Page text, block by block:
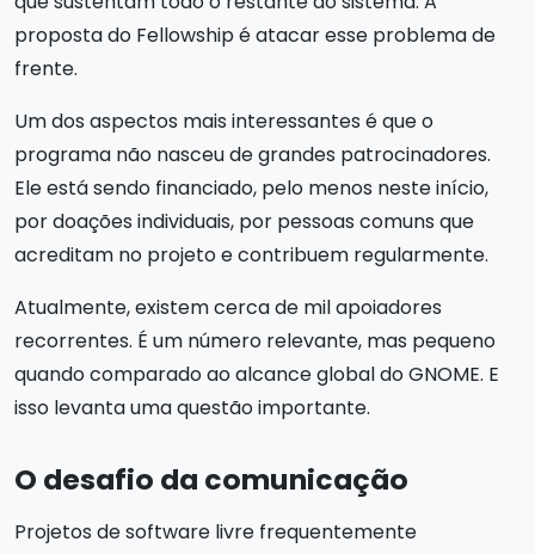
proposta do Fellowship é atacar esse problema de
frente.
Um dos aspectos mais interessantes é que o
programa não nasceu de grandes patrocinadores.
Ele está sendo financiado, pelo menos neste início,
por doações individuais, por pessoas comuns que
acreditam no projeto e contribuem regularmente.
Atualmente, existem cerca de mil apoiadores
recorrentes. É um número relevante, mas pequeno
quando comparado ao alcance global do GNOME. E
isso levanta uma questão importante.
O desafio da comunicação
Projetos de software livre frequentemente